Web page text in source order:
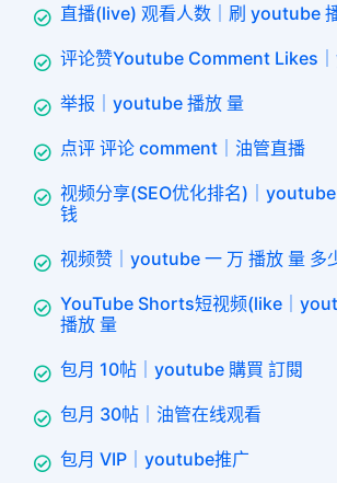
直播(live) 观看人数｜刷 youtube
评论赞Youtube Comment Likes
举报｜youtube 播放 量
点评 评论 comment｜油管直播
视频分享(SEO优化排名)｜
钱
视频赞｜youtube 一 万 播放 量 多
YouTube Shorts短视频(like｜
播放 量
包月 10帖｜youtube 購買 訂閱
包月 30帖｜油管在线观看
包月 VIP｜youtube推广